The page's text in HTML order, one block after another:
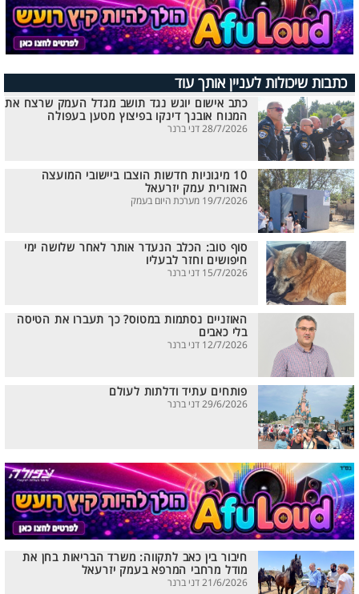
כתבות שיכולות לעניין אותך עוד
כתב אישום יוגש נגד תושב מגדל העמק שרצח את
המנוח אובנך דינקו בפיצוץ מטען בעפולה
28/7/2026 דני ברנר
10 מיגוניות חדשות הוצבו ביישובי המועצה
האזורית עמק יזרעאל
19/7/2026 מערכת היום בעמק
סוף טוב: הכלב הנעדר אותר לאחר שלושה ימי
חיפושים וחזר לבעליו
15/7/2026 דני ברנר
האוזניים נסתמות במטוס? כך תעברו את הטיסה
בלי כאבים
12/7/2026 דני ברנר
פותחים עתיד ודלתות לעולם
29/6/2026 דני ברנר
חיבור בין כאב לתקווה: משרד הבריאות בחן את
מודל מרחבי המרפא בעמק יזרעאל
21/6/2026 דני ברנר